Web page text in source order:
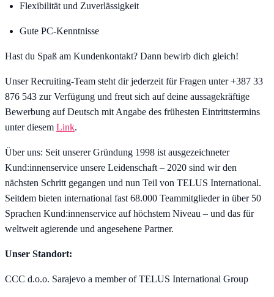
Flexibilität und Zuverlässigkeit
Gute PC-Kenntnisse
Hast du Spaß am Kundenkontakt? Dann bewirb dich gleich!
Unser Recruiting-Team steht dir jederzeit für Fragen unter +387 33
876 543 zur Verfügung und freut sich auf deine aussagekräftige
Bewerbung auf Deutsch mit Angabe des frühesten Eintrittstermins
unter diesem Link.
Über uns: Seit unserer Gründung 1998 ist ausgezeichneter
Kund:innenservice unsere Leidenschaft – 2020 sind wir den
nächsten Schritt gegangen und nun Teil von TELUS International.
Seitdem bieten international fast 68.000 Teammitglieder in über 50
Sprachen Kund:innenservice auf höchstem Niveau – und das für
weltweit agierende und angesehene Partner.
Unser Standort:
CCC d.o.o. Sarajevo a member of TELUS International Group